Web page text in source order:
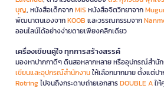
บุญ, หนังสือเด็กจากMIS หนังสือจิตวิทยาจาก
พัฒนาตนเองจากKOOB และวรรณกรรมจาก
ออนไลน์ได้อย่างง่ายดายเพียงคลิกเดียว
เครื่องเขียนคู่ใจ ทุกการสร้างสรรค์
มองหาปากกาดีๆ ดินสอหลากหลาย หรืออุปกรณ์สำนั
เขียนและอุปกรณ์สำนักงานให้เลือกมากมาย ตั้งแต่ป
Rotringไปจนถึงกระดาษถ่ายเอกสารDOUBLE Aให้